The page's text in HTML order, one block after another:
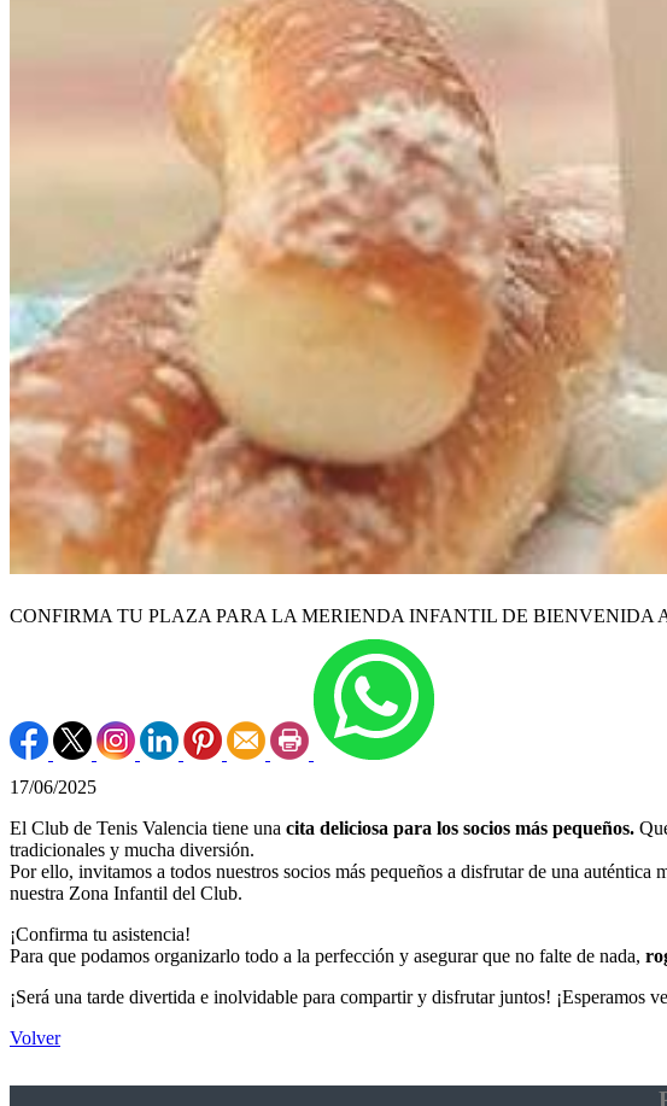
CONFIRMA TU PLAZA PARA LA MERIENDA INFANTIL DE BIENVENIDA
17/06/2025
El Club de Tenis Valencia tiene una cita deliciosa para los socios más pequeños.
tradicionales y mucha diversión.
Por ello, invitamos a todos nuestros socios más pequeños a disfrutar de una
nuestra Zona Infantil del Club.
¡Confirma tu asistencia!
Para que podamos organizarlo todo a la perfección y asegurar que no falte de nada,
¡Será una tarde divertida e inolvidable para compartir y disfrutar juntos! ¡Esperamos
Volver